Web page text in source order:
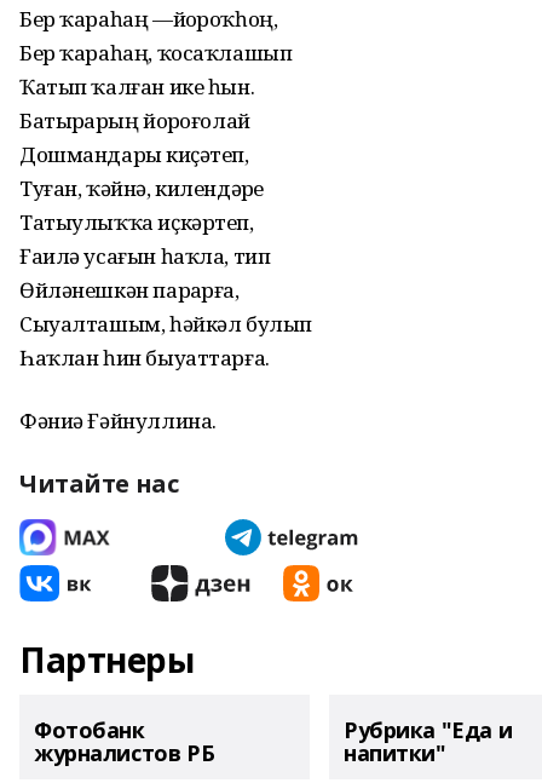
Бер ҡараһаң —йоҙроҡһоң,
Бер ҡараһаң, ҡосаҡлашып
Ҡатып ҡалған ике һын.
Батырҙарҙың йоҙроғолай
Дошмандарҙы киҫәтеп,
Туған, ҡәйнә, килендәрҙе
Татыулыҡҡа иҫкәртеп,
Ғаилә усағын һаҡла, тип
Өйләнешкән парҙарға,
Сыуалташым, һәйкәл булып
Һаҡлан һин быуаттарға.
Фәниә Ғәйнуллина.
Читайте нас
Партнеры
Фотобанк
журналистов РБ
Рубрика "Еда и
напитки"